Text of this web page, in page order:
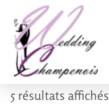
5 résultats affichés